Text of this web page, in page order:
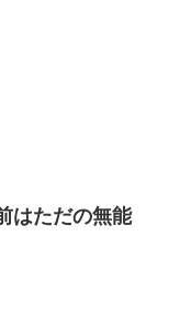
はただの無能